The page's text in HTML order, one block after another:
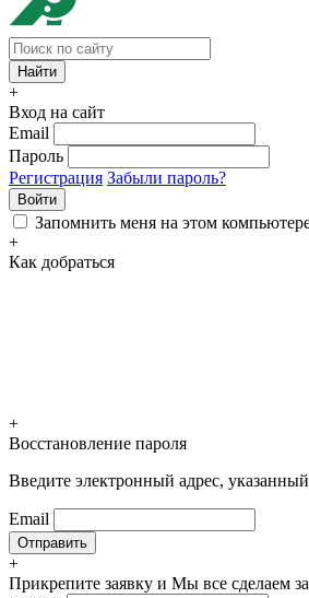
+
Вход на сайт
Email
Пароль
Регистрация Забыли пароль?
Войти
Запомнить меня на этом
+
Как добраться
+
Восстановление пароля
Введите электронный адрес,
Email
+
Прикрепите заявку и Мы все сделаем